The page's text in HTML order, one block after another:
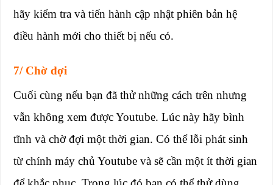
hãy kiểm tra và tiến hành cập nhật phiên bản hệ
điều hành mới cho thiết bị nếu có.
7/ Chờ đợi
Cuối cùng nếu bạn đã thử những cách trên nhưng
vẫn không xem được Youtube. Lúc này hãy bình
tĩnh và chờ đợi một thời gian. Có thể lỗi phát sinh
từ chính máy chủ Youtube và sẽ cần một ít thời gian